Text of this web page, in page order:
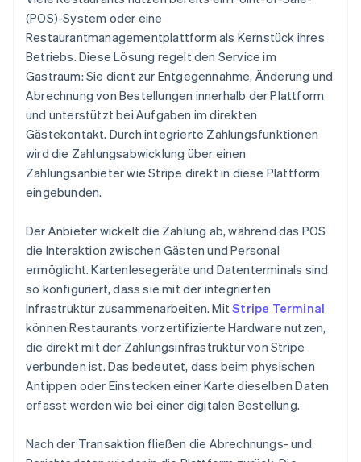
(POS)-System oder eine
Restaurantmanagementplattform als Kernstück ihres
Betriebs. Diese Lösung regelt den Service im
Gastraum: Sie dient zur Entgegennahme, Änderung und
Abrechnung von Bestellungen innerhalb der Plattform
und unterstützt bei Aufgaben im direkten
Gästekontakt. Durch integrierte Zahlungsfunktionen
wird die Zahlungsabwicklung über einen
Zahlungsanbieter wie Stripe direkt in diese Plattform
eingebunden.
Der Anbieter wickelt die Zahlung ab, während das POS
die Interaktion zwischen Gästen und Personal
ermöglicht. Kartenlesegeräte und Datenterminals sind
so konfiguriert, dass sie mit der integrierten
Infrastruktur zusammenarbeiten. MitStripe Terminal
können Restaurants vorzertifizierte Hardware nutzen,
die direkt mit der Zahlungsinfrastruktur von Stripe
verbunden ist. Das bedeutet, dass beim physischen
Antippen oder Einstecken einer Karte dieselben Daten
erfasst werden wie bei einer digitalen Bestellung.
Nach der Transaktion fließen die Abrechnungs- und